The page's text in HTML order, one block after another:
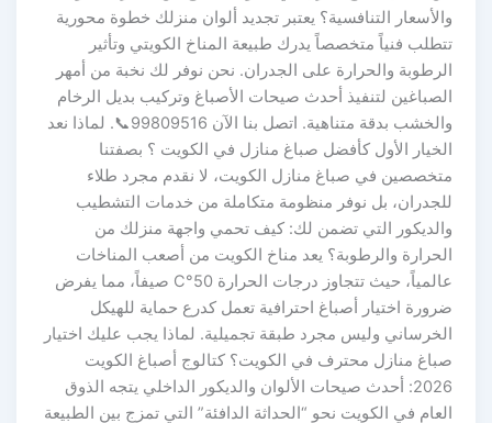
والأسعار التنافسية؟ يعتبر تجديد ألوان منزلك خطوة محورية
تتطلب فنياً متخصصاً يدرك طبيعة المناخ الكويتي وتأثير
الرطوبة والحرارة على الجدران. نحن نوفر لك نخبة من أمهر
الصباغين لتنفيذ أحدث صيحات الأصباغ وتركيب بديل الرخام
والخشب بدقة متناهية. اتصل بنا الآن 99809516📞. لماذا نعد
الخيار الأول كأفضل صباغ منازل في الكويت ؟ بصفتنا
متخصصين في صباغ منازل الكويت، لا نقدم مجرد طلاء
للجدران، بل نوفر منظومة متكاملة من خدمات التشطيب
والديكور التي تضمن لك: كيف تحمي واجهة منزلك من
الحرارة والرطوبة؟ يعد مناخ الكويت من أصعب المناخات
عالمياً، حيث تتجاوز درجات الحرارة 50°C صيفاً، مما يفرض
ضرورة اختيار أصباغ احترافية تعمل كدرع حماية للهيكل
الخرساني وليس مجرد طبقة تجميلية. لماذا يجب عليك اختيار
صباغ منازل محترف في الكويت؟ كتالوج أصباغ الكويت
2026: أحدث صيحات الألوان والديكور الداخلي يتجه الذوق
العام في الكويت نحو “الحداثة الدافئة” التي تمزج بين الطبيعة